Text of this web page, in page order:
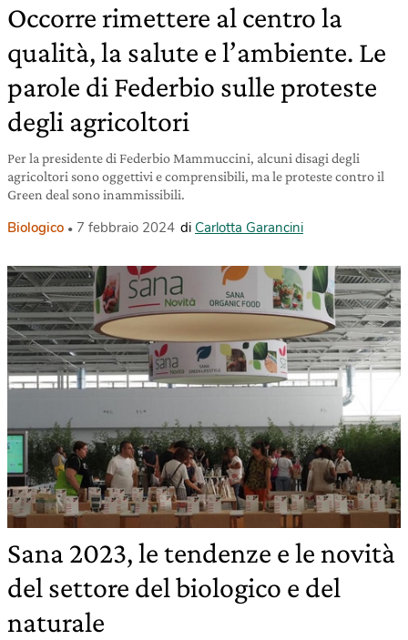
Occorre rimettere al centro la
qualità, la salute e l’ambiente. Le
parole di Federbio sulle proteste
degli agricoltori
Per la presidente di Federbio Mammuccini, alcuni disagi degli
agricoltori sono oggettivi e comprensibili, ma le proteste contro il
Green deal sono inammissibili.
Biologico 7 febbraio 2024 di Carlotta Garancini
Sana 2023, le tendenze e le novità
del settore del biologico e del
naturale